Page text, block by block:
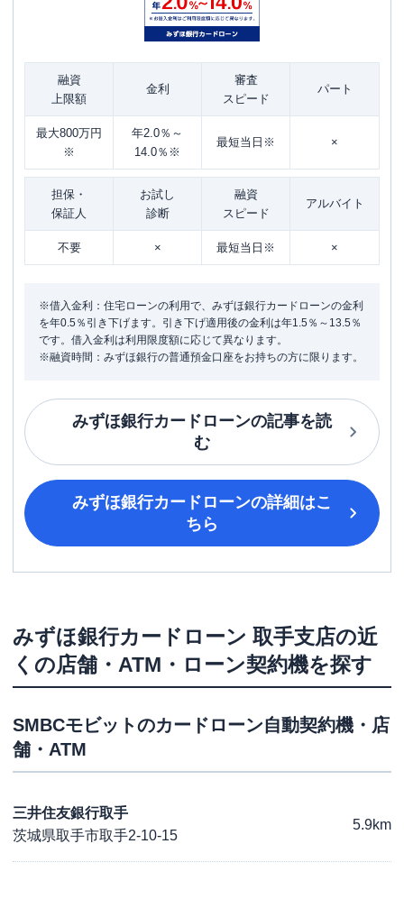
融資
上限額
金利
審査
スピード
パート
最大800万円
※
年2.0％～
14.0％※
最短当日※ ×
担保・
保証人
お試し
診断
融資
スピード
アルバイト
不要 × 最短当日※ ×
※借入金利：住宅ローンの利用で、みずほ銀行カードローンの金利
を年0.5％引き下げます。引き下げ適用後の金利は年1.5％～13.5％
です。借入金利は利用限度額に応じて異なります。
※融資時間：みずほ銀行の普通預金口座をお持ちの方に限ります。
みずほ銀行カードローンの記事を読
む
みずほ銀行カードローンの詳細はこ
ちら
みずほ銀行カードローン 取手支店の近
くの店舗・ATM・ローン契約機を探す
SMBCモビットのカードローン自動契約機・店
舗・ATM
三井住友銀行取手
茨城県取手市取手2-10-15
5.9km